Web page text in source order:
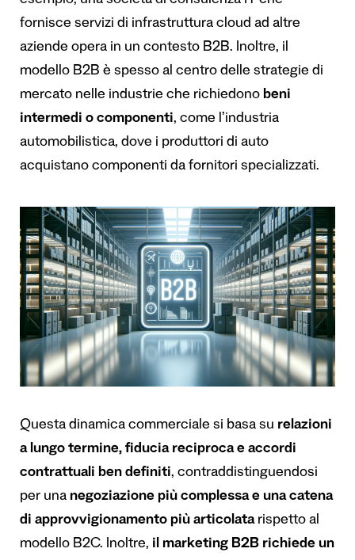
fornisce servizi di infrastruttura cloud ad altre
aziende opera in un contesto B2B. Inoltre, il
modello B2B è spesso al centro delle strategie di
mercato nelle industrie che richiedono beni
intermedi o componenti, come l’industria
automobilistica, dove i produttori di auto
acquistano componenti da fornitori specializzati.
Questa dinamica commerciale si basa su relazioni
a lungo termine, fiducia reciproca e accordi
contrattuali ben definiti, contraddistinguendosi
per una negoziazione più complessa e una catena
di approvvigionamento più articolatarispetto al
modello B2C. Inoltre, il marketing B2B richiede un